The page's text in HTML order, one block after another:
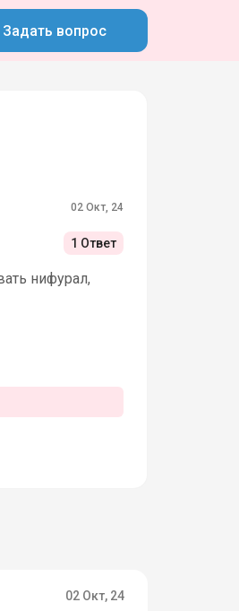
Задать вопрос
02 Окт, 24
1 Ответ
нифурал,
02 Окт, 24